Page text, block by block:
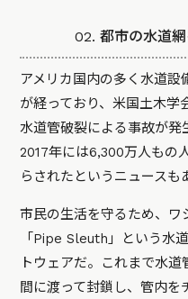
02. 都市の水道
アメリカ国内の多く水道
が経っており、米国土木学
水道管破裂による事故が発
2017年には6,300万人もの
らされたというニュースも
市民の生活を守るため、
「Pipe Sleuth」という水
トウェアだ。これまで水
間に渡って封鎖し、管内を